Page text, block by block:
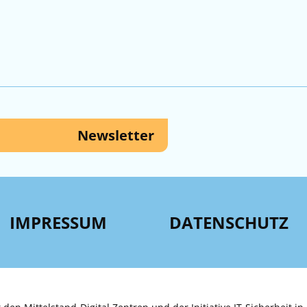
Newsletter
IMPRESSUM DATENSCHUTZ